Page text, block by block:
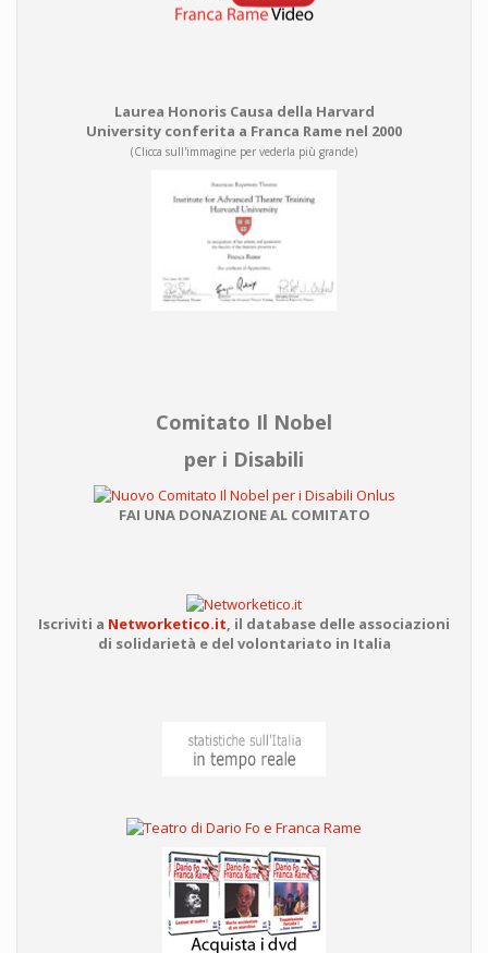
Laurea Honoris Causa della Harvard
University conferita a Franca Rame nel 2000
(Clicca sull'immagine per vederla più grande)
Comitato Il Nobel
per i Disabili
FAI UNA DONAZIONE AL COMITATO
Iscriviti a Networketico.it, il database delle associazioni
di solidarietà e del volontariato in Italia